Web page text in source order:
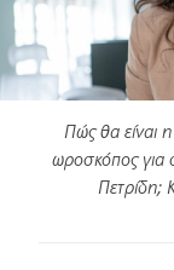
Πώς θα είναι
ωροσκόπος για
Πετρίδη;